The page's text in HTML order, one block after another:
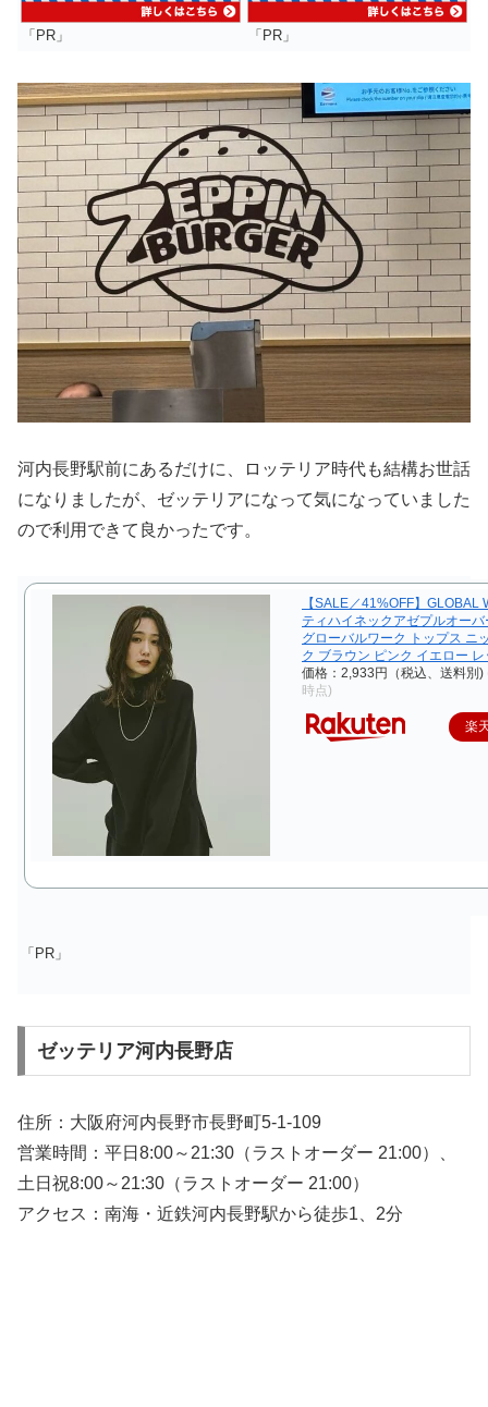
「PR」 「PR」
河内長野駅前にあるだけに、ロッテリア時代も結構お世話
になりましたが、ゼッテリアになって気になっていました
ので利用できて良かったです。
【SALE／41%OFF】GLOBAL
ティハイネックアゼプルオー
グローバルワーク トップス ニ
ク ブラウン ピンク イエロー レ
価格：2,933円（税込、送料別)
時点)
楽
「PR」
ゼッテリア河内長野店
住所：大阪府河内長野市長野町5-1-109
営業時間：平日8:00～21:30（ラストオーダー 21:00）、
土日祝8:00～21:30（ラストオーダー 21:00）
アクセス：南海・近鉄河内長野駅から徒歩1、2分